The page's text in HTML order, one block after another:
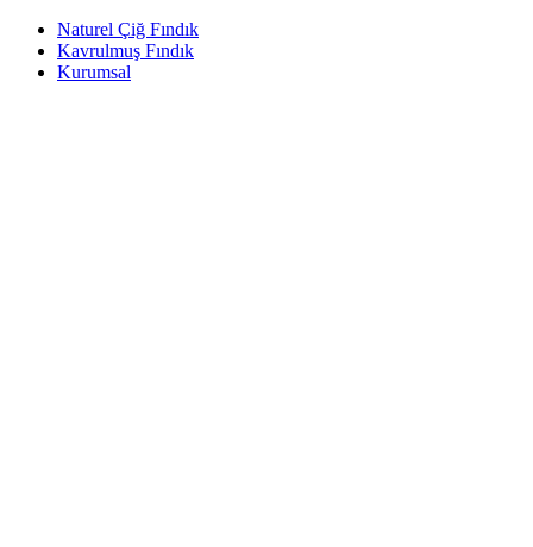
Naturel Çiğ Fındık
Kavrulmuş Fındık
Kurumsal